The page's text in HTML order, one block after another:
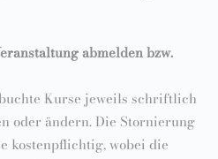
abmelden bzw.
Kurse jeweils schriftlich
oder ändern. Die Stornierung
kostenpflichtig, wobei die